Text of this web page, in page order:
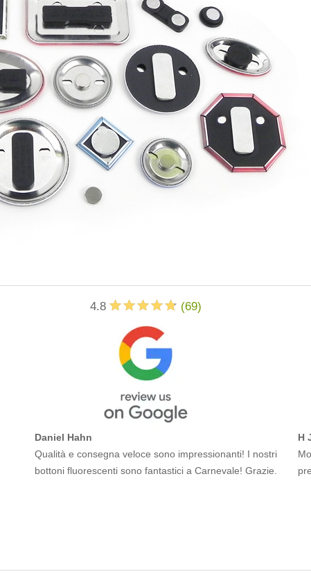
4.8 (69)
Daniel Hahn
Qualità e consegna veloce sono impressionanti! I nostri
bottoni fluorescenti sono fantastici a Carnevale! Grazie.
H